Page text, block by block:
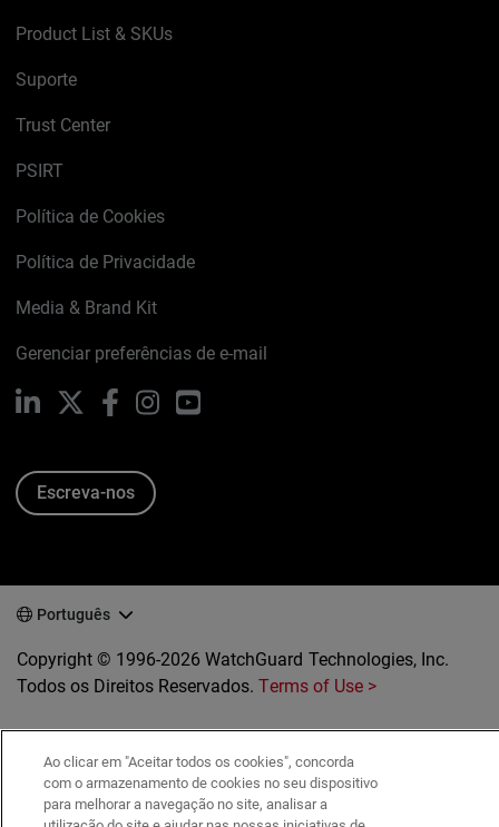
Product List & SKUs
Suporte
Trust Center
PSIRT
Política de Cookies
Política de Privacidade
Media & Brand Kit
Gerenciar preferências de e-mail
LinkedIn FacebookInstagramYouTube
Escreva-nos
Português
Copyright © 1996-2026 WatchGuard Technologies, Inc.
Todos os Direitos Reservados.Terms of Use >
Ao clicar em "Aceitar todos os cookies", concorda
com o armazenamento de cookies no seu dispositivo
para melhorar a navegação no site, analisar a